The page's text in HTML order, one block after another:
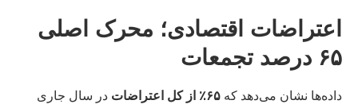
اعتراضات اقتصادی؛ محرک اصلی
۶۵ درصد تجمعات
داده‌ها نشان می‌دهد که ۶۵٪ از کل اعتراضات
در سال جاری